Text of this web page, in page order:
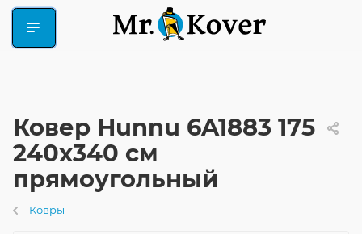
Ковер Hunnu 6A1883 175
240x340 см
прямоугольный
Ковры